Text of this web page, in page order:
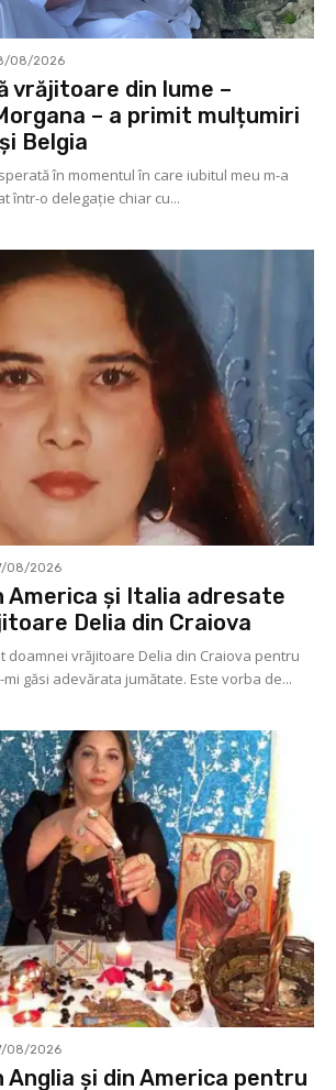
08/2026
vrăjitoare din lume –
– a primit mulțumiri
Belgia
în momentul în care iubitul meu m-a
într-o delegaţie chiar cu...
08/2026
America și Italia adresate
Delia din Craiova
doamnei vrăjitoare Delia din Craiova pentru
găsi adevărata jumătate. Este vorba de...
08/2026
Anglia și din America pentru